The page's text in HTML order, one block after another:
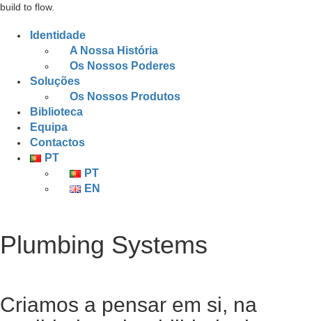
build to flow.
Identidade
A Nossa História
Os Nossos Poderes
Soluções
Os Nossos Produtos
Biblioteca
Equipa
Contactos
PT
PT
EN
Plumbing Systems
Criamos a pensar em si, na